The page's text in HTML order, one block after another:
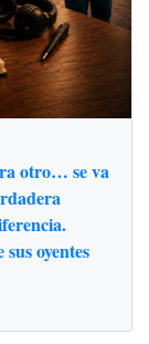
otro… se va
oyentes